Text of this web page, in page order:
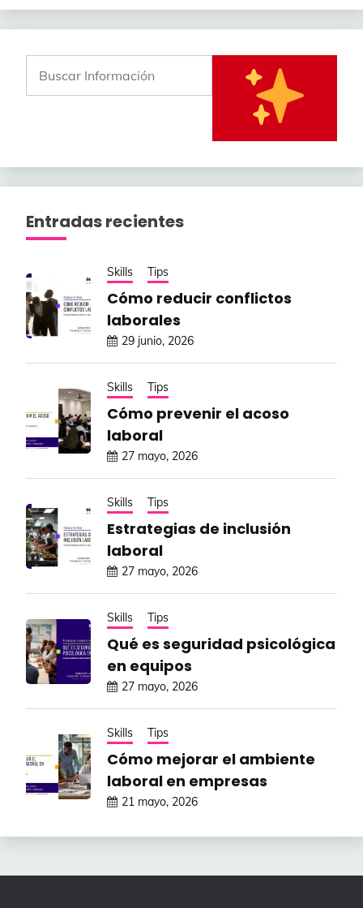
Entradas recientes
Skills Tips
Cómo reducir conflictos
laborales
29 junio, 2026
Skills Tips
Cómo prevenir el acoso
laboral
27 mayo, 2026
Skills Tips
Estrategias de inclusión
laboral
27 mayo, 2026
Skills Tips
Qué es seguridad psicológica
en equipos
27 mayo, 2026
Skills Tips
Cómo mejorar el ambiente
laboral en empresas
21 mayo, 2026